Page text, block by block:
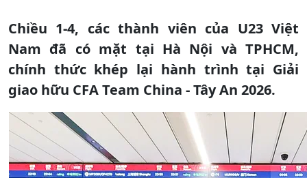
Chiều 1-4, các thành viên của U23 Việt
Nam đã có mặt tại Hà Nội và TPHCM,
chính thức khép lại hành trình tại Giải
giao hữu CFA Team China - Tây An 2026.